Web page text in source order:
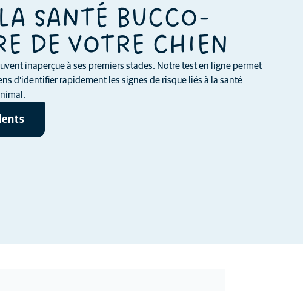
SANTÉ BUCCO-
DE VOTRE CHIEN
inaperçue à ses premiers stades. Notre test en ligne permet
d’identifier rapidement les signes de risque liés à la santé